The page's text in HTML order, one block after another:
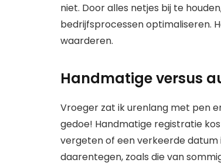
niet. Door alles netjes bij te
bedrijfsprocessen optimaliseren.
waarderen.
Handmatige versus
Vroeger zat ik urenlang met pen
gedoe! Handmatige registratie
vergeten of een verkeerde
daarentegen, zoals die van